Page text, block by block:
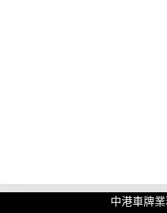
中港車牌